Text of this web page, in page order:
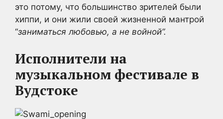
это потому, что большинство зрителей были
хиппи, и они жили своей жизненной мантрой
“заниматься любовью, а не войной”.
Исполнители на
музыкальном фестивале в
Вудстоке